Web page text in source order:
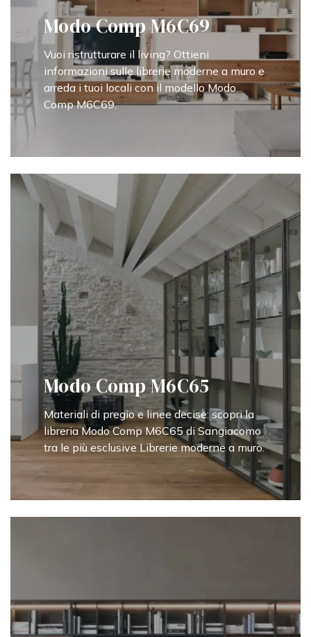
Modo Comp M6C69
Vuoi ristrutturare il living? Ottieni
informazioni sulle librerie moderne a muro e
arreda i tuoi locali con il modello Modo
Comp M6C69.
Modo Comp M6C65
Materiali di pregio e linee decise: scopri la
libreria Modo Comp M6C65 di Sangiacomo
tra le più esclusive Librerie moderne a muro.